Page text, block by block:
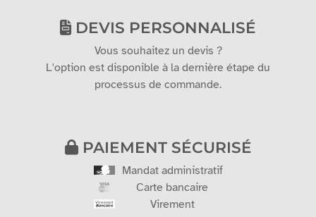
DEVIS PERSONNALISÉ
Vous souhaitez un devis ?
L'option est disponible à la dernière étape du
processus de commande.
PAIEMENT SÉCURISÉ
Mandat administratif
Carte bancaire
Virement